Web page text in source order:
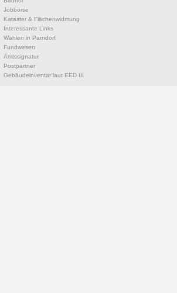
Jobbörse
Kataster & Flächenwidmung
Interessante Links
Wahlen in Parndorf
Fundwesen
Amtssignatur
Postpartner
Gebäudeinventar laut EED III